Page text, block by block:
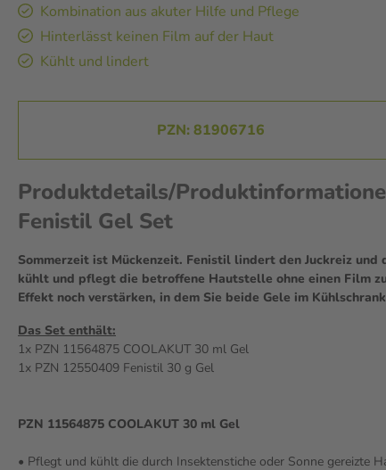
Kombination aus akuter Hilfe und Pflege
Hinterlässt keinen Film auf der Haut
Kühlt und lindert
PZN: 81906716
Produktdetails/
Fenistil Gel Set
Sommerzeit ist Mückenzeit. Fenistil lindert den Juckreiz
kühlt und pflegt die betroffene Hautstelle ohne einen Film
Effekt noch verstärken, in dem Sie beide Gele im
Das Set enthält:
1x PZN 11564875 COOLAKUT 30 ml Gel
1x PZN 12550409 Fenistil 30 g Gel
PZN 11564875 COOLAKUT 30 ml Gel
• Pflegt und kühlt die durch Insektenstiche oder Sonne gereizte